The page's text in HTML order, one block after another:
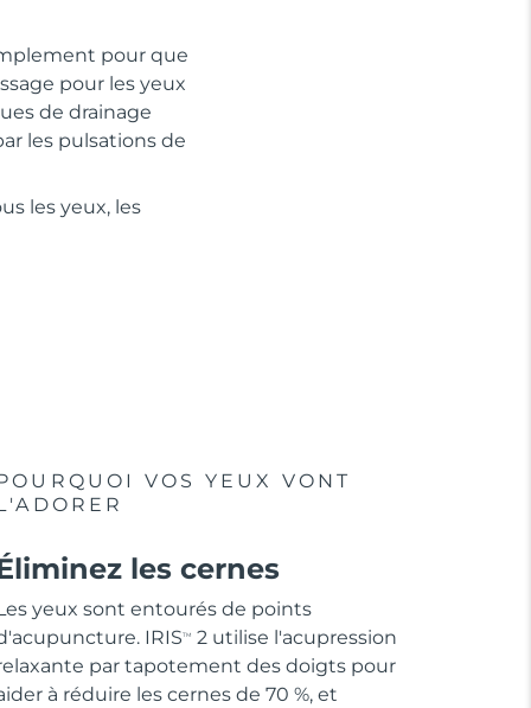
pour que
pour les yeux
de drainage
les pulsations de
les yeux, les
VOS YEUX VONT
les cernes
yeux sont entourés de points
IRISTM
2 utilise l'acupression
par tapotement des doigts pour
à réduire les cernes de 70 %, et